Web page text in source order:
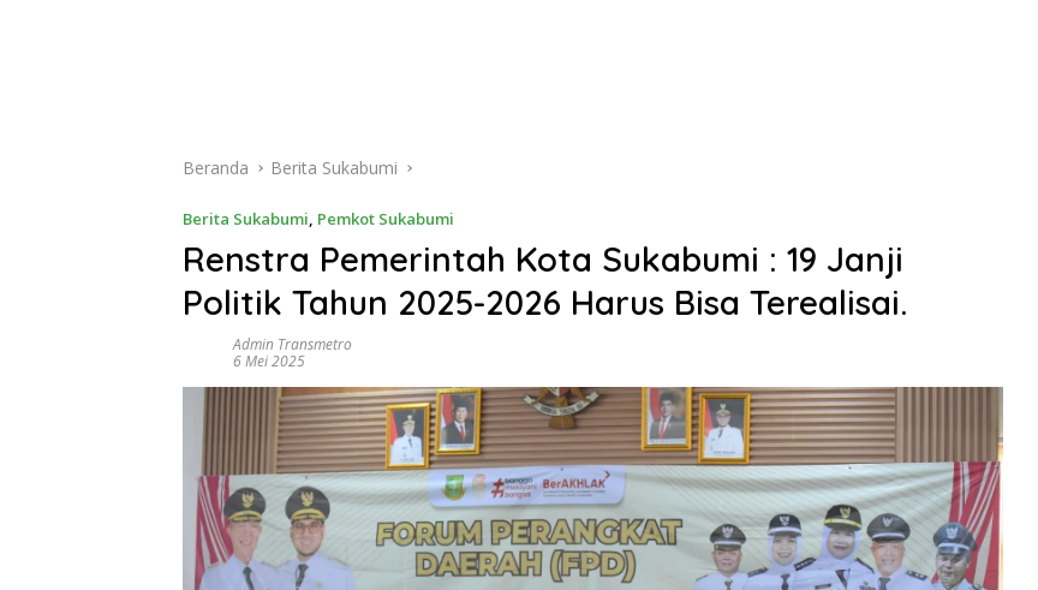
Beranda Berita Sukabumi
Berita Sukabumi, Pemkot Sukabumi
Renstra Pemerintah Kota Sukabumi : 19 Janji
Politik Tahun 2025-2026 Harus Bisa Terealisai.
Admin Transmetro
6 Mei 2025